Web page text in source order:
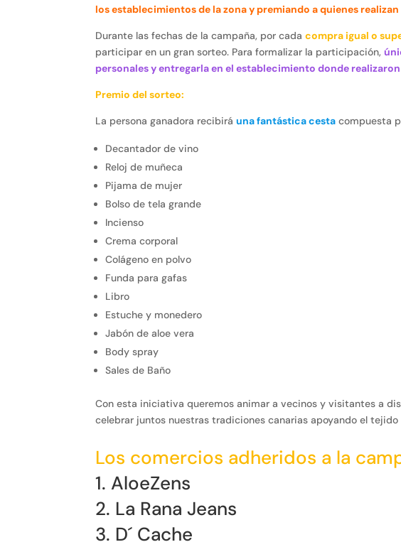
los establecimientos de la zona y premiando a quienes
Durante las fechas de la campaña, por cadacompra igual o
participar en un gran sorteo. Para formalizar la participación,
personales y entregarla en el establecimiento donde
Premio del sorteo:
La persona ganadora recibiráuna fantástica cesta compuesta
Decantador de vino
Reloj de muñeca
Pijama de mujer
Bolso de tela grande
Incienso
Crema corporal
Colágeno en polvo
Funda para gafas
Libro
Estuche y monedero
Jabón de aloe vera
Body spray
Sales de Baño
Con esta iniciativa queremos animar a vecinos y visitantes a
celebrar juntos nuestras tradiciones canarias apoyando el tejido
Los comercios adheridos a la
1. AloeZens
2. La Rana Jeans
3. D´ Cache